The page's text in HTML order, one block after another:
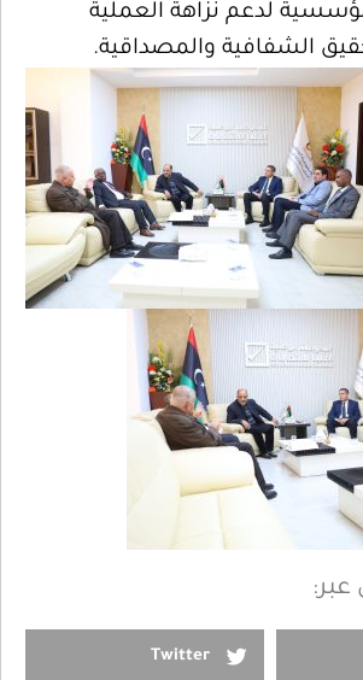
لدعم نزاهة العملية
الشفافية والمصداقية.
Twitter